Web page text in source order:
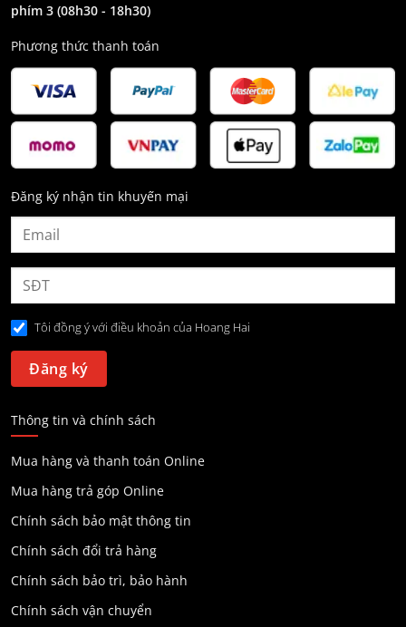
phím 3 (08h30 - 18h30)
Phương thức thanh toán
Đăng ký nhận tin khuyến mại
Tôi đồng ý với điều khoản của Hoang Hai
Thông tin và chính sách
Mua hàng và thanh toán Online
Mua hàng trả góp Online
Chính sách bảo mật thông tin
Chính sách đổi trả hàng
Chính sách bảo trì, bảo hành
Chính sách vận chuyển